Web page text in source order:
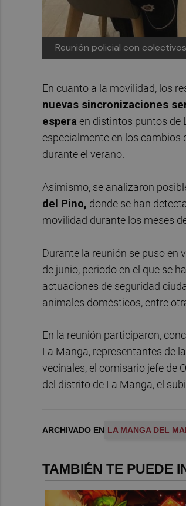
Reunión policial con
En cuanto a la movilidad, los
nuevas sincronizaciones
espera en distintos puntos de
especialmente en los cambios
durante el verano.
Asimismo, se analizaron
del Pino, donde se han
movilidad durante los meses
Durante la reunión se puso en
de junio, periodo en el que se
actuaciones de seguridad
animales domésticos, entre
En la reunión participaron,
La Manga, representantes de
vecinales, el comisario jefe de
del distrito de La Manga, el
ARCHIVADO EN LA MANGA DEL
TAMBIÉN TE PUEDE